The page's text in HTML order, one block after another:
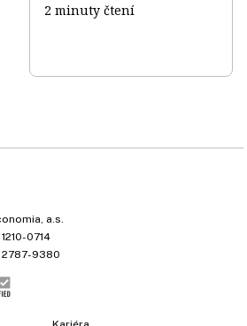
2 minuty čtení
a.s.
0714
2787-9380